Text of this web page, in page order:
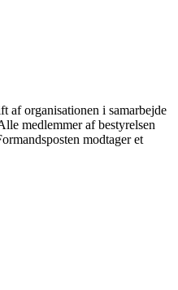
af organisationen i samarbejde
medlemmer af bestyrelsen
modtager et